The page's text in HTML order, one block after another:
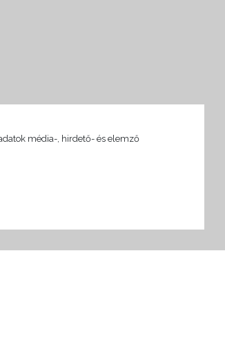
média-, hirdető- és elemző